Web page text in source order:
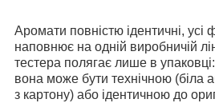
Аромати повністю ідентичні,
наповнює на одній виробничій
тестера полягає лише в
вона може бути технічною (біла
з картону) або ідентичною до